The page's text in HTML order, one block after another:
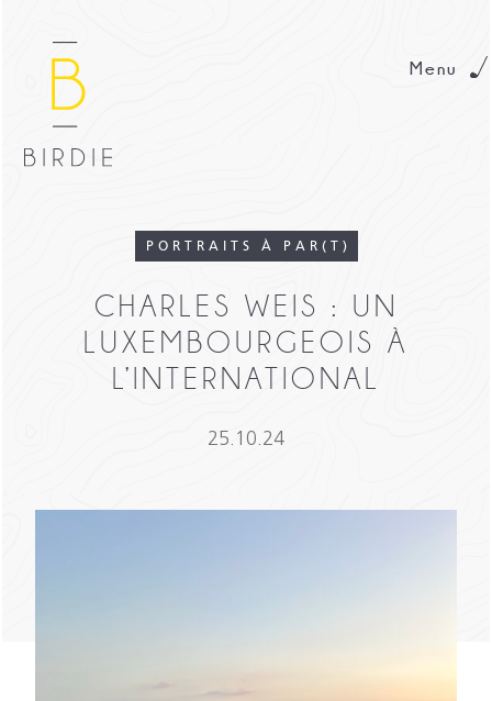
PORTRAITS À PAR(T)
CHARLES WEIS : UN
LUXEMBOURGEOIS À
L’INTERNATIONAL
25.10.24
Menu